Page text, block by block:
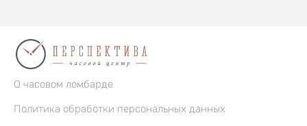
О часовом ломбарде
Политика обработки персональных данных